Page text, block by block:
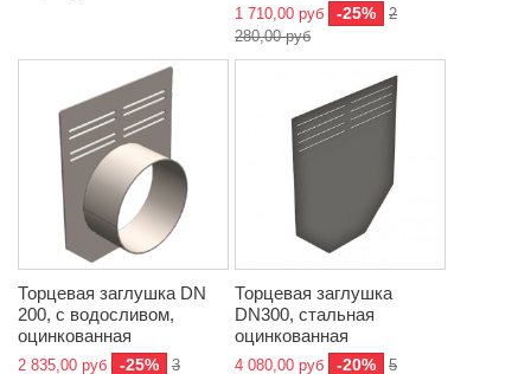
1 710,00 руб -25%
2
280,00 руб
Торцевая заглушка DN
200, с водосливом,
оцинкованная
2 835,00 руб -25% 3
Торцевая заглушка
DN300, стальная
оцинкованная
4 080,00 руб -20% 5